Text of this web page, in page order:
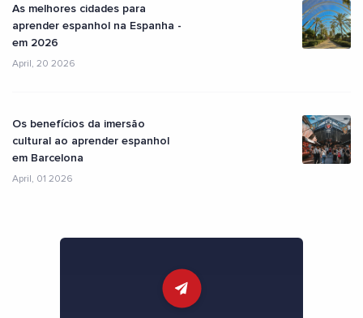
As melhores cidades para
aprender espanhol na Espanha -
em 2026
April, 20 2026
Os benefícios da imersão
cultural ao aprender espanhol
em Barcelona
April, 01 2026